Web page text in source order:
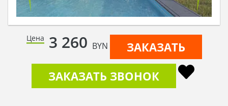
Цена 3 260 BYN
ЗАКАЗАТЬ
ЗАКАЗАТЬ ЗВОНОК